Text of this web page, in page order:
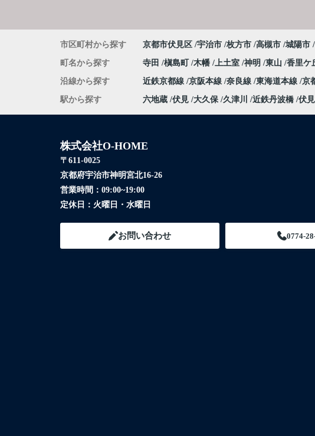
市区町村から探す 京都市伏見区 宇治市 枚方市 高槻市 城陽市
町名から探す 寺田 槇島町 木幡 上土室 神明 東山 香里ケ
沿線から探す 近鉄京都線 京阪本線 奈良線 東海道本線 京
駅から探す 六地蔵 伏見 大久保 久津川 近鉄丹波橋 伏
株式会社O-HOME
〒611-0025
京都府宇治市神明宮北16-26
営業時間： 09:00~19:00
定休日： 火曜日・水曜日
お問い合わせ 0774-